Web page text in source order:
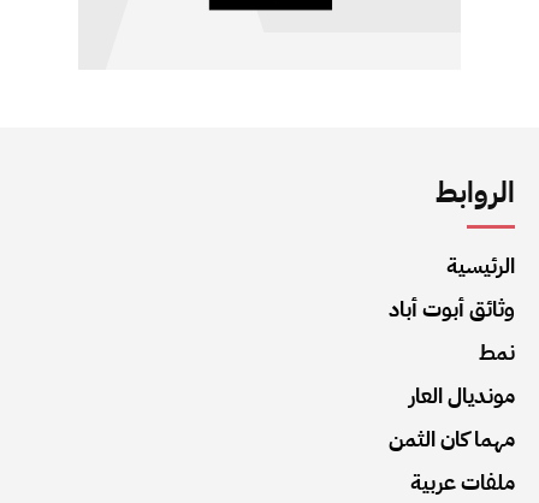
الروابط
الرئيسية
وثائق أبوت أباد
نمط
مونديال العار
مهما كان الثمن
ملفات عربية